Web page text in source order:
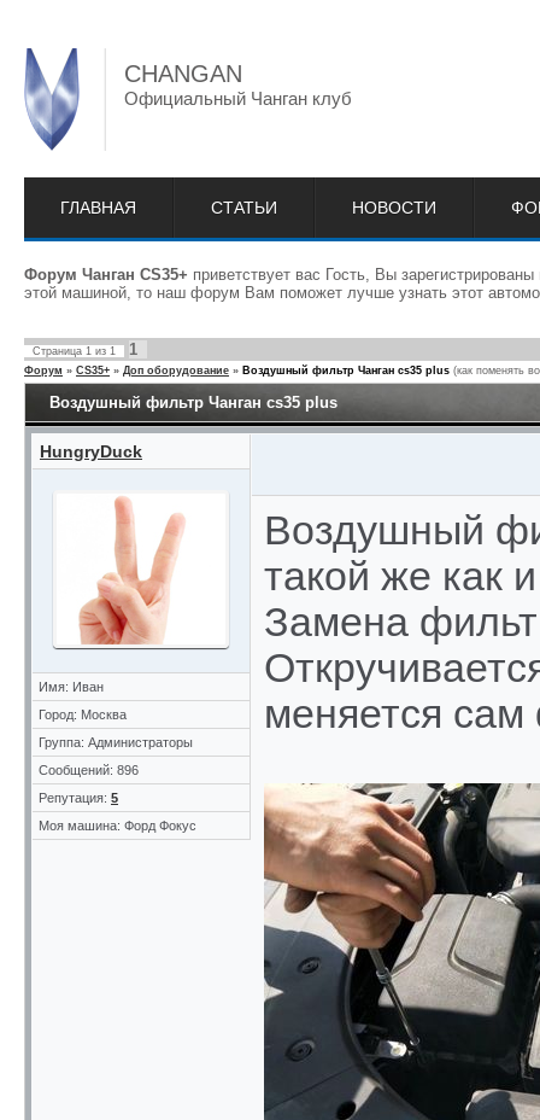
CHANGAN
Официальный Чанган клуб
ГЛАВНАЯ СТАТЬИ НОВОСТИ
Форум Чанган CS35+ приветствует вас Гость, Вы
этой машиной, то наш форум Вам поможет лучше узнать этот
Страница 1 из 1 1
Форум » CS35+ » Доп оборудование » Воздушный фильтр Чанган cs35 plus (как поменять
Воздушный фильтр Чанган cs35 plus
HungryDuck
Имя: Иван
Город: Москва
Группа: Администраторы
Сообщений: 896
Репутация: 5
Моя машина: Форд Фокус
Воздушный
такой же как
Замена
меняется сам